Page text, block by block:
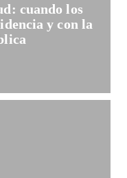
cuando los
y con la